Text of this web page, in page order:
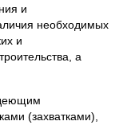
и
необходимых
и
а
(захватками),